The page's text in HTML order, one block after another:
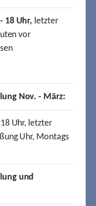
18 Uhr, letzter
vor
Nov. - März:
Uhr, letzter
Uhr, Montags
und